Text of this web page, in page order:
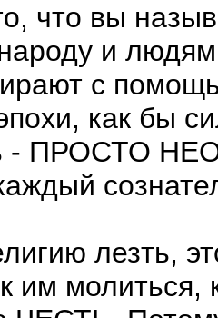
что вы
и
с
как бы
- ПРОСТО
лезть,
им молиться,